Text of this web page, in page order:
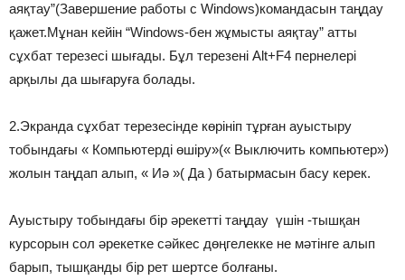
аяқтау”(Завершение работы с Windows)командасын таңдау
қажет.Мұнан кейін “Windows-бен жұмысты аяқтау” атты
сұхбат терезесі шығады. Бұл терезені Alt+F4 пернелері
арқылы да шығаруға болады.
2.Экранда сұхбат терезесінде көрініп тұрған ауыстыру
тобындағы « Компьютерді өшіру»(« Выключить компьютер»)
жолын таңдап алып, « Иә »( Да ) батырмасын басу керек.
Ауыстыру тобындағы бір әрекетті таңдау үшін -тышқан
курсорын сол әрекетке сәйкес дөңгелекке не мәтінге алып
барып, тышқанды бір рет шертсе болғаны.